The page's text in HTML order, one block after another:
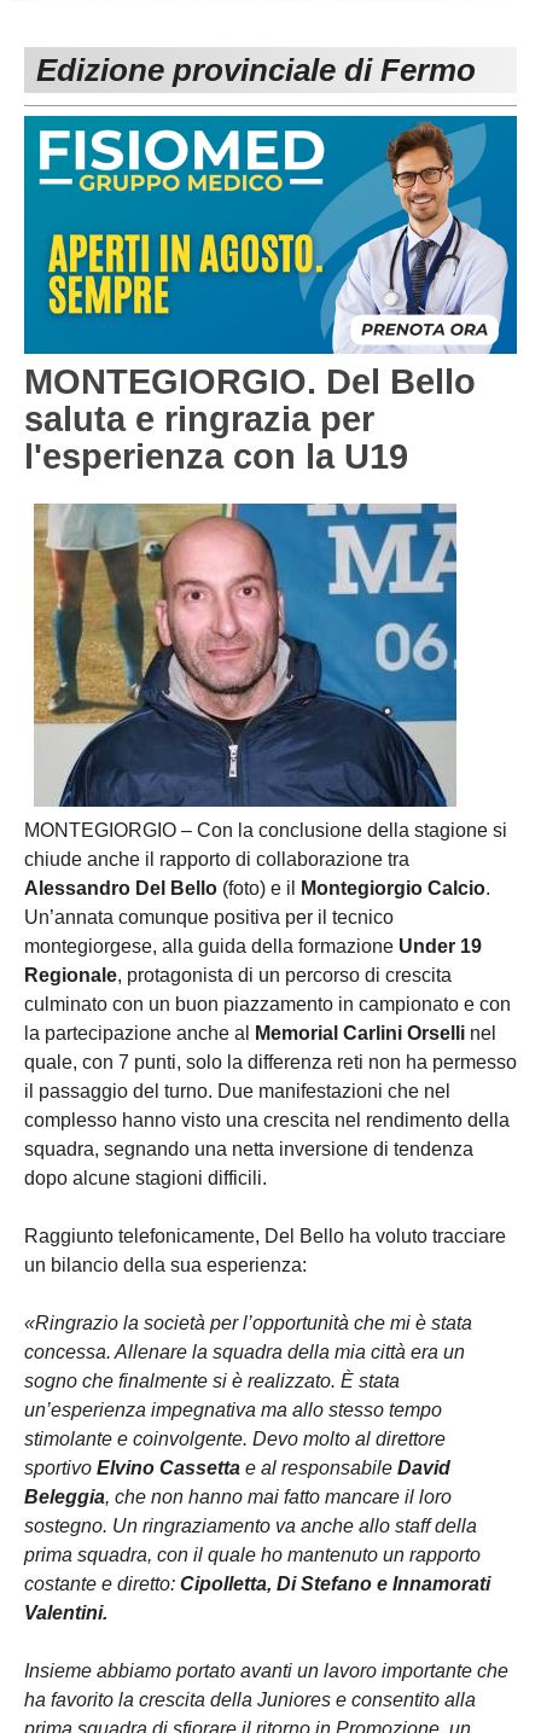
Carica la tua Rosa
1^ CATEGORIA
2^ CATEGORIA
3^ CATEGORIA
Edizione provinciale di Fermo
MONTEGIORGIO. Del Bello
saluta e ringrazia per
l'esperienza con la U19
MONTEGIORGIO – Con la conclusione della stagione si
chiude anche il rapporto di collaborazione tra
Alessandro Del Bello (foto) e il Montegiorgio Calcio.
Un’annata comunque positiva per il tecnico
montegiorgese, alla guida della formazione Under 19
Regionale, protagonista di un percorso di crescita
culminato con un buon piazzamento in campionato e con
la partecipazione anche al
Memorial Carlini Orselli nel
quale, con 7 punti, solo la differenza reti non ha permesso
il passaggio del turno. Due manifestazioni che nel
complesso hanno visto una crescita nel rendimento della
squadra, segnando una netta inversione di tendenza
dopo alcune stagioni difficili.
Raggiunto telefonicamente, Del Bello ha voluto tracciare
un bilancio della sua esperienza:
«Ringrazio la società per l’opportunità che mi è stata
concessa. Allenare la squadra della mia città era un
sogno che finalmente si è realizzato. È stata
un’esperienza impegnativa ma allo stesso tempo
stimolante e coinvolgente. Devo molto al direttore
sportivo Elvino Cassetta e al responsabile David
Beleggia, che non hanno mai fatto mancare il loro
sostegno. Un ringraziamento va anche allo staff della
prima squadra, con il quale ho mantenuto un rapporto
costante e diretto: Cipolletta, Di Stefano e Innamorati
Valentini.
Insieme abbiamo portato avanti un lavoro importante che
ha favorito la crescita della Juniores e consentito alla
prima squadra di sfiorare il ritorno in Promozione, un